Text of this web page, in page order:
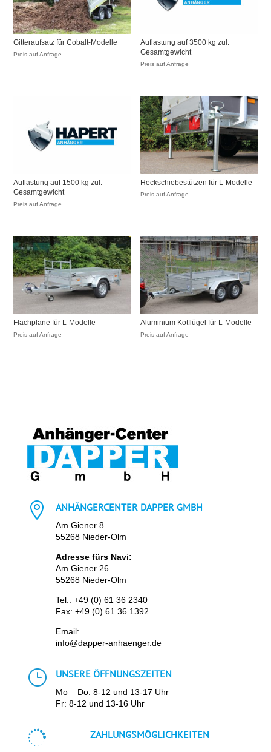
Gitteraufsatz für Cobalt-Modelle
Preis auf Anfrage
Auflastung auf 3500 kg zul.
Gesamtgewicht
Preis auf Anfrage
Auflastung auf 1500 kg zul.
Gesamtgewicht
Preis auf Anfrage
Heckschiebestützen für L-Modelle
Preis auf Anfrage
Flachplane für L-Modelle
Preis auf Anfrage
Aluminium Kotflügel für L-Modelle
Preis auf Anfrage
 ANHÄNGERCENTER DAPPER GMBH
Am Giener 8
55268 Nieder-Olm
Adresse fürs Navi:
Am Giener 26
55268 Nieder-Olm
Tel.: +49 (0) 61 36 2340
Fax: +49 (0) 61 36 1392
Email:
info@dapper-anhaenger.de
} UNSERE ÖFFNUNGSZEITEN
Mo – Do: 8-12 und 13-17 Uhr
Fr: 8-12 und 13-16 Uhr
 ZAHLUNGSMÖGLICHKEITEN